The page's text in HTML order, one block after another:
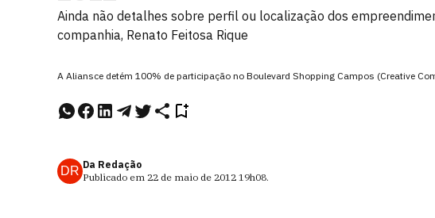
Ainda não detalhes sobre perfil ou localização dos
companhia, Renato Feitosa Rique
A Aliansce detém 100% de participação no Boulevard Shopping Campos (Creative
DR Da Redação
Publicado em 22 de maio de 2012 19h08.